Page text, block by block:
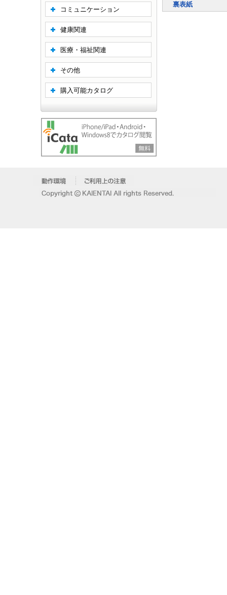
裏表紙
コミュニケーション
健康関連
医療・福祉関連
その他
購入可能カタログ